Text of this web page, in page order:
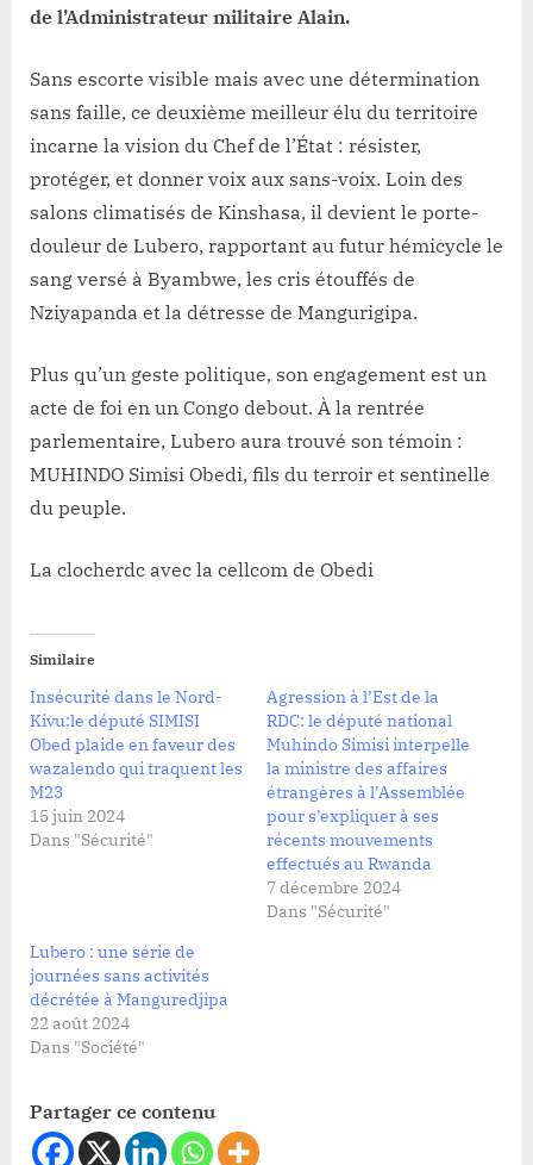
de l’Administrateur militaire Alain.
Sans escorte visible mais avec une détermination
sans faille, ce deuxième meilleur élu du territoire
incarne la vision du Chef de l’État : résister,
protéger, et donner voix aux sans-voix. Loin des
salons climatisés de Kinshasa, il devient le porte-
douleur de Lubero, rapportant au futur hémicycle le
sang versé à Byambwe, les cris étouffés de
Nziyapanda et la détresse de Mangurigipa.
Plus qu’un geste politique, son engagement est un
acte de foi en un Congo debout. À la rentrée
parlementaire, Lubero aura trouvé son témoin :
MUHINDO Simisi Obedi, fils du terroir et sentinelle
du peuple.
La clocherdc avec la cellcom de Obedi
Similaire
Insécurité dans le Nord-
Kivu:le député SIMISI
Obed plaide en faveur des
wazalendo qui traquent les
M23
15 juin 2024
Dans "Sécurité"
Agression à l’Est de la
RDC: le député national
Muhindo Simisi interpelle
la ministre des affaires
étrangères à l’Assemblée
pour s’expliquer à ses
récents mouvements
effectués au Rwanda
7 décembre 2024
Dans "Sécurité"
Lubero : une série de
journées sans activités
décrétée à Manguredjipa
22 août 2024
Dans "Société"
Partager ce contenu